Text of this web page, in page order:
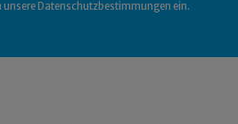
unsere Datenschutzbestimmungen ein.